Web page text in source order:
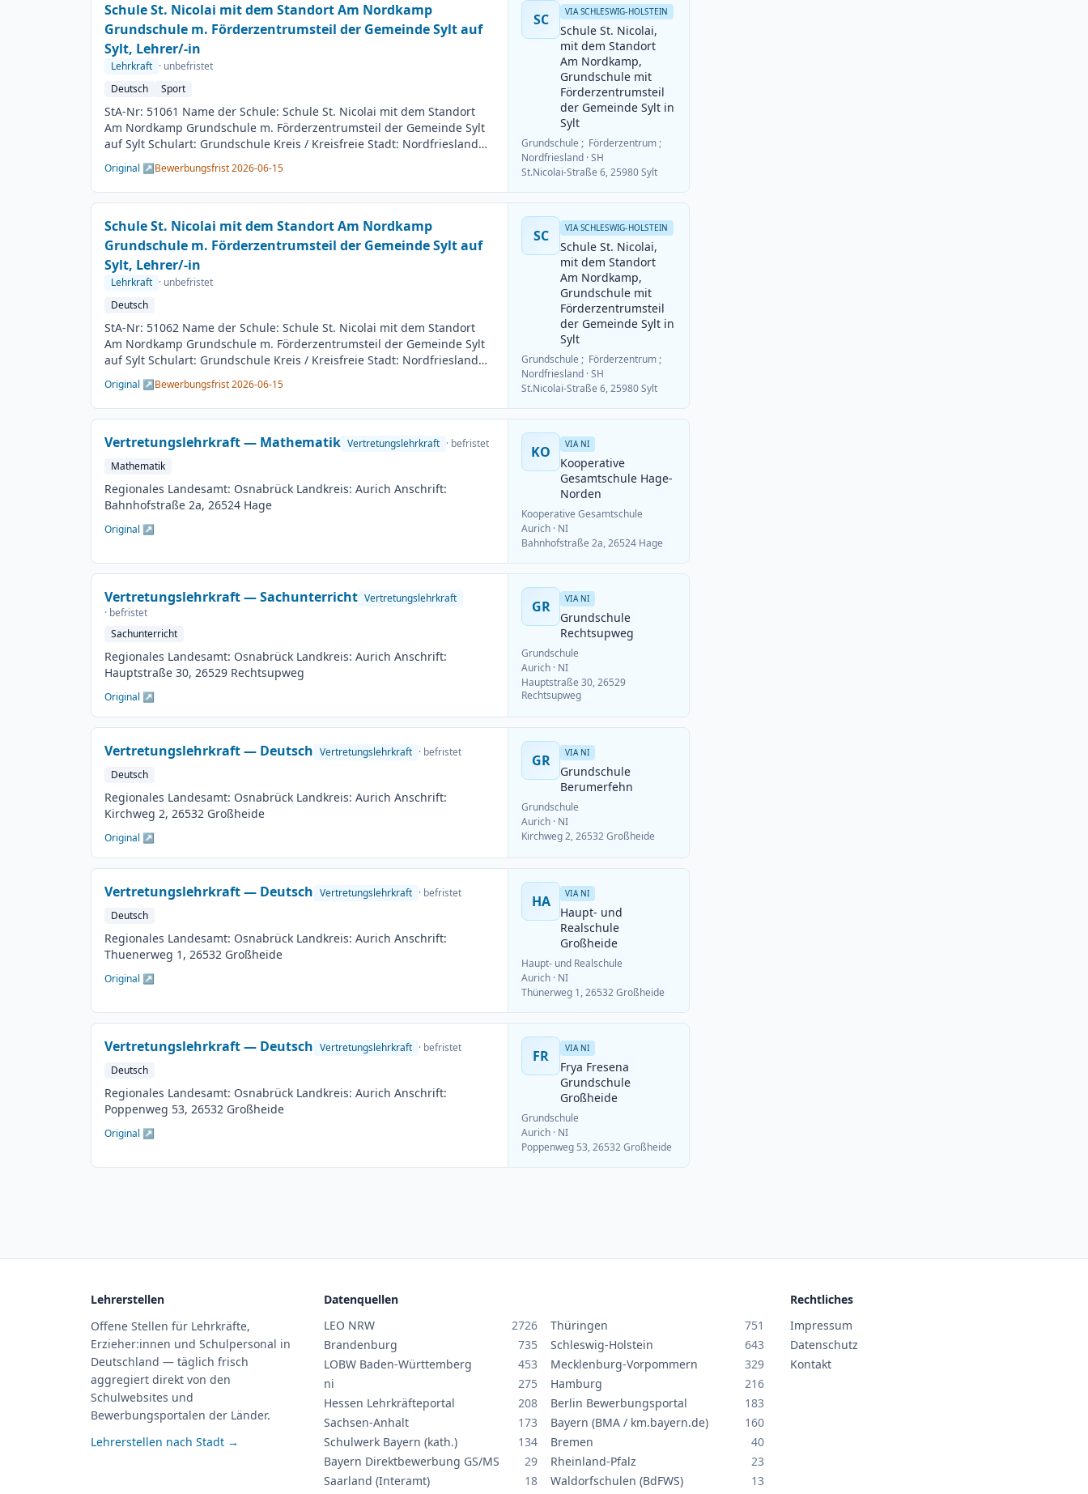
Schule St. Nicolai mit dem Standort Am Nordkamp
Grundschule m. Förderzentrumsteil der Gemeinde Sylt auf
Sylt, Lehrer/-in
Lehrkraft · unbefristet
Deutsch
Sport
StA-Nr: 51061 Name der Schule: Schule St. Nicolai mit dem Standort
Am Nordkamp Grundschule m. Förderzentrumsteil der Gemeinde Sylt
auf Sylt Schulart: Grundschule Kreis / Kreisfreie Stadt: Nordfriesland
BesGr / EntGr: Besoldungsgruppe A13 1. Fach: Deutsch 2. Fach: Sport
Beschäftigungsdauer: Unbefristet Arbeitsumfang: Teilzeit möglich
Besetzungstermin: 01.08.2026 Bewerbungsschluss: 15.06.2026
Veröffentlichung: 01.06.2026
Original ↗Bewerbungsfrist 2026-06-15
SC VIA SCHLESWIG-HOLSTEIN
Schule St. Nicolai,
mit dem Standort
Am Nordkamp,
Grundschule mit
Förderzentrumsteil
der Gemeinde Sylt in
Sylt
Grundschule ; Förderzentrum ;
Nordfriesland · SH
St.Nicolai-Straße 6, 25980 Sylt
Schule St. Nicolai mit dem Standort Am Nordkamp
Grundschule m. Förderzentrumsteil der Gemeinde Sylt auf
Sylt, Lehrer/-in
Lehrkraft · unbefristet
Deutsch
StA-Nr: 51062 Name der Schule: Schule St. Nicolai mit dem Standort
Am Nordkamp Grundschule m. Förderzentrumsteil der Gemeinde Sylt
auf Sylt Schulart: Grundschule Kreis / Kreisfreie Stadt: Nordfriesland
BesGr / EntGr: Besoldungsgruppe A13 1. Fach: Deutsch 2. Fach:
beliebig Beschäftigungsdauer: Unbefristet Arbeitsumfang: Teilzeit
möglich Besetzungstermin: 01.08.2026 Bewerbungsschluss: 15.06.2026
Veröffentlichung: 01.06.2026
Original ↗Bewerbungsfrist 2026-06-15
SC VIA SCHLESWIG-HOLSTEIN
Schule St. Nicolai,
mit dem Standort
Am Nordkamp,
Grundschule mit
Förderzentrumsteil
der Gemeinde Sylt in
Sylt
Grundschule ; Förderzentrum ;
Nordfriesland · SH
St.Nicolai-Straße 6, 25980 Sylt
Vertretungslehrkraft — Mathematik Vertretungslehrkraft · befristet
Mathematik
Regionales Landesamt: Osnabrück Landkreis: Aurich Anschrift:
Bahnhofstraße 2a, 26524 Hage
Original ↗
KO VIA NI
Kooperative
Gesamtschule Hage-
Norden
Kooperative Gesamtschule
Aurich · NI
Bahnhofstraße 2a, 26524 Hage
Vertretungslehrkraft — Sachunterricht Vertretungslehrkraft
· befristet
Sachunterricht
Regionales Landesamt: Osnabrück Landkreis: Aurich Anschrift:
Hauptstraße 30, 26529 Rechtsupweg
Original ↗
GR VIA NI
Grundschule
Rechtsupweg
Grundschule
Aurich · NI
Hauptstraße 30, 26529
Rechtsupweg
Vertretungslehrkraft — Deutsch Vertretungslehrkraft · befristet
Deutsch
Regionales Landesamt: Osnabrück Landkreis: Aurich Anschrift:
Kirchweg 2, 26532 Großheide
Original ↗
GR VIA NI
Grundschule
Berumerfehn
Grundschule
Aurich · NI
Kirchweg 2, 26532 Großheide
Vertretungslehrkraft — Deutsch Vertretungslehrkraft · befristet
Deutsch
Regionales Landesamt: Osnabrück Landkreis: Aurich Anschrift:
Thuenerweg 1, 26532 Großheide
Original ↗
HA VIA NI
Haupt- und
Realschule
Großheide
Haupt- und Realschule
Aurich · NI
Thünerweg 1, 26532 Großheide
Vertretungslehrkraft — Deutsch Vertretungslehrkraft · befristet
Deutsch
Regionales Landesamt: Osnabrück Landkreis: Aurich Anschrift:
Poppenweg 53, 26532 Großheide
Original ↗
FR VIA NI
Frya Fresena
Grundschule
Großheide
Grundschule
Aurich · NI
Poppenweg 53, 26532 Großheide
Lehrerstellen
Offene Stellen für Lehrkräfte,
Erzieher:innen und Schulpersonal in
Deutschland — täglich frisch
aggregiert direkt von den
Schulwebsites und
Bewerbungsportalen der Länder.
Lehrerstellen nach Stadt →
Datenquellen
LEO NRW
2726 Thüringen
751
Brandenburg
735 Schleswig-Holstein
643
LOBW Baden-Württemberg
453 Mecklenburg-Vorpommern
329
ni
275 Hamburg
216
Hessen Lehrkräfteportal
208 Berlin Bewerbungsportal
183
Sachsen-Anhalt
173 Bayern (BMA / km.bayern.de)
160
Schulwerk Bayern (kath.)
134 Bremen
40
Bayern Direktbewerbung GS/MS
29 Rheinland-Pfalz
23
Saarland (Interamt)
18 Waldorfschulen (BdFWS)
13
Rechtliches
Impressum
Datenschutz
Kontakt